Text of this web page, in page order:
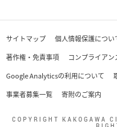
サイトマップ 個人情報保護につい
著作権・免責事項
コンプライア
Google Analyticsの利用について
事業者募集一覧
寄附のご案内
COPYRIGHT KAKOGAWA